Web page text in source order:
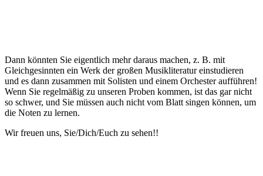
Dann könnten Sie eigentlich mehr daraus machen, z. B. mit
Gleichgesinnten ein Werk der großen Musikliteratur einstudieren
und es dann zusammen mit Solisten und einem Orchester aufführen!
Wenn Sie regelmäßig zu unseren Proben kommen, ist das gar nicht
so schwer, und Sie müssen auch nicht vom Blatt singen können, um
die Noten zu lernen.
Wir freuen uns, Sie/Dich/Euch zu sehen!!